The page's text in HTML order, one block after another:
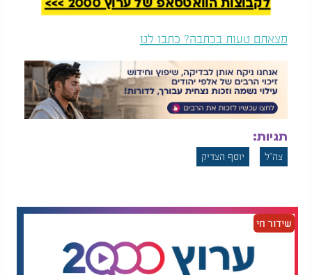
לקבוצות הוואטסאפ של ערוץ 2000 >>>
מצאתם טעות בכתבה? כתבו לנו
תגיות:
צה"ל יוסף הצדיק
שידור חי